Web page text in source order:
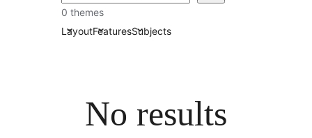
0 themes
LayoutFeaturesSubjects
No results